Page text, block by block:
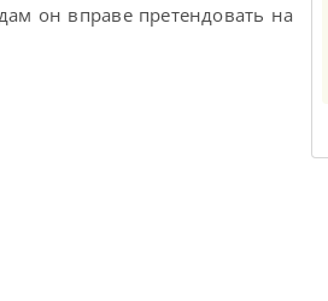
он вправе претендовать на